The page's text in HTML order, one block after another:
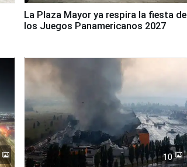
La Plaza Mayor ya respira la fiesta de
los Juegos Panamericanos 2027
10